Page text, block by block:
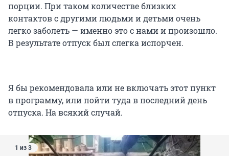
порции. При таком количестве близких
контактов с другими людьми и детьми очень
легко заболеть — именно это с нами и произошло.
В результате отпуск был слегка испорчен.
Я бы рекомендовала или не включать этот пункт
в программу, или пойти туда в последний день
отпуска. На всякий случай.
1 из 3